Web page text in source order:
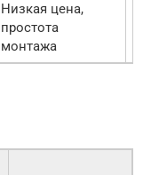
Низкая цена,
простота
монтажа